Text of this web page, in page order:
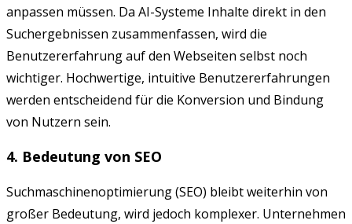
anpassen müssen. Da AI-Systeme Inhalte direkt in den
Suchergebnissen zusammenfassen, wird die
Benutzererfahrung auf den Webseiten selbst noch
wichtiger. Hochwertige, intuitive Benutzererfahrungen
werden entscheidend für die Konversion und Bindung
von Nutzern sein.
4. Bedeutung von SEO
Suchmaschinenoptimierung (SEO) bleibt weiterhin von
großer Bedeutung, wird jedoch komplexer. Unternehmen